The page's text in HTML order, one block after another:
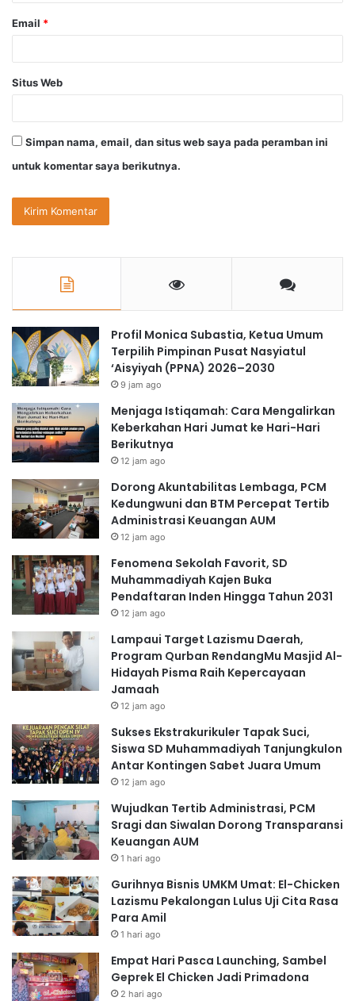
Email *
Situs Web
Simpan nama, email, dan situs web saya pada peramban ini
untuk komentar saya berikutnya.
Profil Monica Subastia, Ketua Umum
Terpilih Pimpinan Pusat Nasyiatul
‘Aisyiyah (PPNA) 2026–2030
9 jam ago
Menjaga Istiqamah: Cara Mengalirkan
Keberkahan Hari Jumat ke Hari-Hari
Berikutnya
12 jam ago
Dorong Akuntabilitas Lembaga, PCM
Kedungwuni dan BTM Percepat Tertib
Administrasi Keuangan AUM
12 jam ago
Fenomena Sekolah Favorit, SD
Muhammadiyah Kajen Buka
Pendaftaran Inden Hingga Tahun 2031
12 jam ago
Lampaui Target Lazismu Daerah,
Program Qurban RendangMu Masjid Al-
Hidayah Pisma Raih Kepercayaan
Jamaah
12 jam ago
Sukses Ekstrakurikuler Tapak Suci,
Siswa SD Muhammadiyah Tanjungkulon
Antar Kontingen Sabet Juara Umum
12 jam ago
Wujudkan Tertib Administrasi, PCM
Sragi dan Siwalan Dorong Transparansi
Keuangan AUM
1 hari ago
Gurihnya Bisnis UMKM Umat: El-Chicken
Lazismu Pekalongan Lulus Uji Cita Rasa
Para Amil
1 hari ago
Empat Hari Pasca Launching, Sambel
Geprek El Chicken Jadi Primadona
2 hari ago